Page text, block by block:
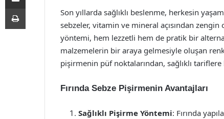
Son yıllarda sağlıklı beslenme, herkesin
sebzeler, vitamin ve mineral açısından
yöntemi, hem lezzetli hem de pratik bir
malzemelerin bir araya gelmesiyle oluşan
pişirmenin püf noktalarından, sağlıklı
Fırında Sebze Pişirmenin Avantajları
Sağlıklı Pişirme Yöntemi: Fırında